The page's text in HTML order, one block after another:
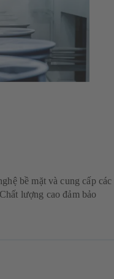
bề mặt và cung cấp các
lượng cao đảm bảo